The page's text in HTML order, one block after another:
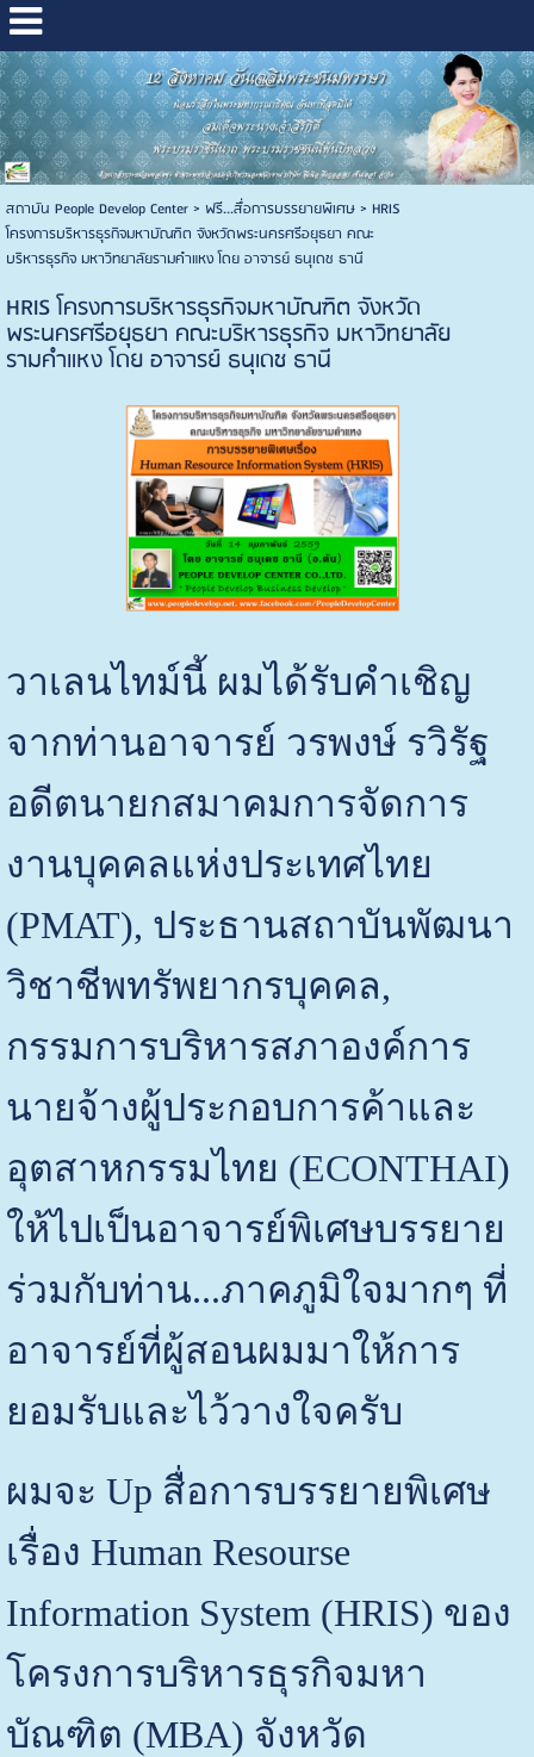
สถาบัน People Develop Center> ฟรี...สื่อการบรรยายพิเศษ> HRIS
โครงการบริหารธุรกิจมหาบัณฑิต จังหวัดพระนครศรีอยุธยา คณะ
บริหารธุรกิจ มหาวิทยาลัยรามคำแหง โดย อาจารย์ ธนุเดช ธานี
HRIS โครงการบริหารธุรกิจมหาบัณฑิต จังหวัด
พระนครศรีอยุธยา คณะบริหารธุรกิจ มหาวิทยาลัย
รามคำแหง โดย อาจารย์ ธนุเดช ธานี
วาเลนไทม์นี้ ผมได้รับคำเชิญ
จากท่านอาจารย์ วรพงษ์ รวิรัฐ
อดีตนายกสมาคมการจัดการ
งานบุคคลแห่งประเทศไทย
(PMAT), ประธานสถาบันพัฒนา
วิชาชีพทรัพยากรบุคคล,
กรรมการบริหารสภาองค์การ
นายจ้างผู้ประกอบการค้าและ
อุตสาหกรรมไทย (ECONTHAI)
ให้ไปเป็นอาจารย์พิเศษบรรยาย
ร่วมกับท่าน...ภาคภูมิใจมากๆ ที่
อาจารย์ที่ผู้สอนผมมาให้การ
ยอมรับและไว้วางใจครับ
ผมจะ Up สื่อการบรรยายพิเศษ
เรื่อง Human Resourse
Information System (HRIS) ของ
โครงการบริหารธุรกิจมหา
บัณฑิต (MBA) จังหวัด